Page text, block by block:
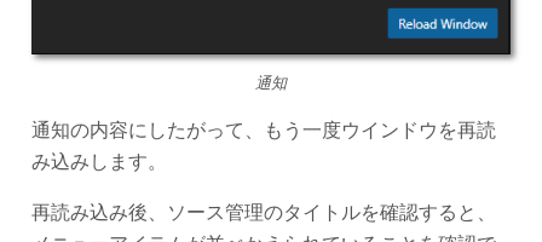
通知
通知の内容にしたがって、もう一度ウインドウを再読
み込みします。
再読み込み後、ソース管理のタイトルを確認すると、